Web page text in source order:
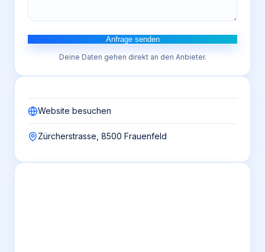
Anfrage senden
Deine Daten gehen direkt an den Anbieter.
Website besuchen
Zürcherstrasse, 8500 Frauenfeld